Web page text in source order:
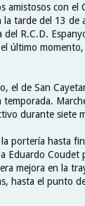
amistosos con el
tarde del 13
R.C.D.
último
el de San
durante siete
portería hasta
Eduardo Coudet
mejora en la
hasta el punto